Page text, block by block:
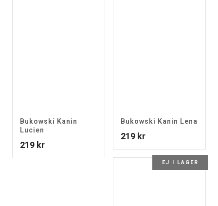
Bukowski Kanin
Lucien
219 kr
Bukowski Kanin Lena
219 kr
EJ I LAGER